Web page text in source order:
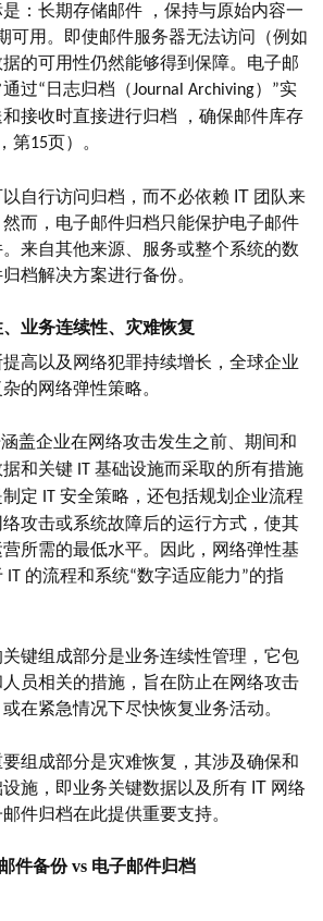
：长期存储邮件 ， 保持与原始内容一
可用 。
即使邮件服务器无法访问（例如
的可用性仍然能够得到保障。电子邮
过“ 日志归档（Journal Archiving） ”实
接收时直接进行归档
， 确保邮件库存
第15页） 。
自行访问归档，而不必依赖 IT 团队来
而，电子邮件归档只能保护电子邮件
来自其他来源、服务或整个系统的数
档解决方案进行备份。
业务连续性、灾难恢复
高以及网络犯罪持续增长，全球企业
的网络弹性策略。
盖企业在网络攻击发生之前、期间和
和关键 IT 基础设施而采取的所有措施
定 IT 安全策略，还包括规划企业流程
攻击或系统故障后的运行方式，使其
所需的最低水平。因此，网络弹性基
IT 的流程和系统“数字适应能力”的指
键组成部分是业务连续性管理，它包
员相关的措施，旨在防止在网络攻击
在紧急情况下尽快恢复业务活动。
组成部分是灾难恢复，其涉及确保和
施，即业务关键数据以及所有 IT 网络
件归档在此提供重要支持。
件备份 vs 电子邮件归档